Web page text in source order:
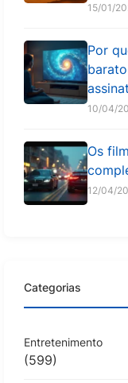
15/01/
Por
10/04/
Os
12/04/
Categorias
Entretenimento
(599)